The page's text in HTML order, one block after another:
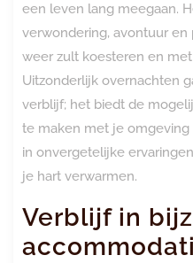
een leven lang meegaan.
verwondering, avontuur
weer zult koesteren en
Uitzonderlijk overnachten
verblijf; het biedt de
te maken met je
in onvergetelijke
je hart verwarmen.
Verblijf in